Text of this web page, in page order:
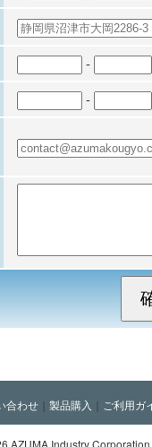
-
-
合わせ ｜ 製品購入 ｜ ご利用ガ
AZUMA Industry